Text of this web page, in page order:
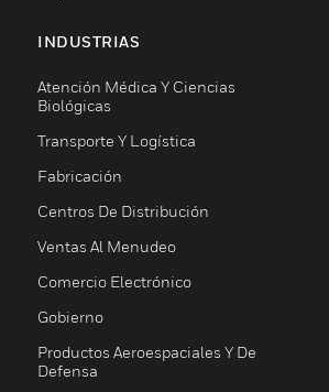
INDUSTRIAS
Atención Médica Y Ciencias
Biológicas
Transporte Y Logística
Fabricación
Centros De Distribución
Ventas Al Menudeo
Comercio Electrónico
Gobierno
Productos Aeroespaciales Y De
Defensa